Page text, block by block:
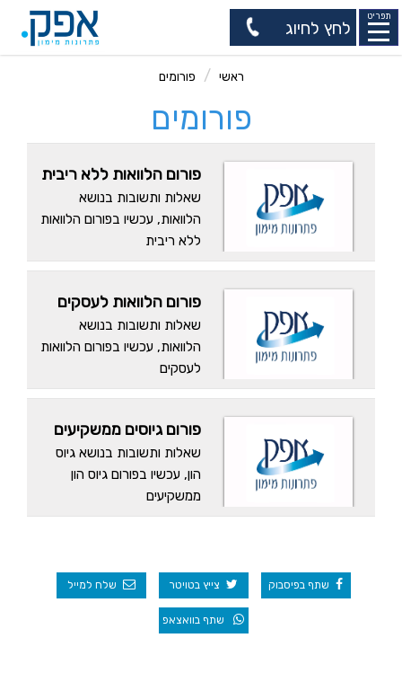
תפריט
לחץ לחיוג
ראשי פורומים
פורומים
פורום הלוואות ללא ריבית
שאלות ותשובות בנושא
הלוואות, עכשיו בפורום הלוואות
ללא ריבית
פורום הלוואות לעסקים
שאלות ותשובות בנושא
הלוואות, עכשיו בפורום הלוואות
לעסקים
פורום גיוסים ממשקיעים
שאלות ותשובות בנושא גיוס
הון, עכשיו בפורום גיוס הון
ממשקיעים
שתף בפיסבוק צייץ בטויטר שלח למייל
שתף בוואצאפ